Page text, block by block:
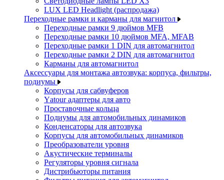
LUX LED Headlight (распродажа)
Переходные рамки и карманы для магнитол
Переходные рамки 9 дюймов MFB
Переходные рамки 10 дюймов MFA, MFAB
Переходные рамки 1 DIN для автомагнитол
Переходные рамки 2 DIN для автомагнитол
Карманы для автомагнитол
Аксессуары для монтажа автозвука: корпуса, фильтры,
подиумы
Корпусы для сабвуферов
Yаtour адаптеры для авто
Проставочные кольца
Подиумы для автомобильных динамиков
Конденсаторы для автозвука
Корпусы для автомобильных динамиков
Преобразователи уровня
Акустические терминалы
Регуляторы уровня сигнала
Дистрибьюторы питания